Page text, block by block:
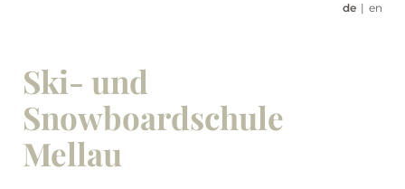
de en
Ski- und
Snowboardschule
Mellau